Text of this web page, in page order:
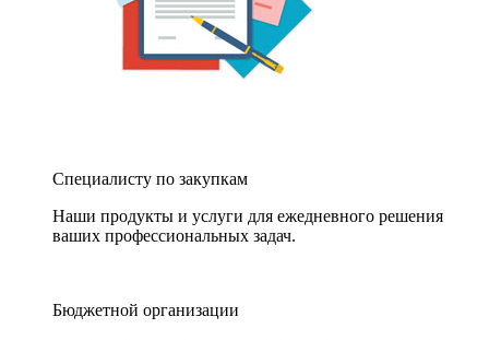
Специалисту по закупкам
Наши продукты и услуги для ежедневного решения
ваших профессиональных задач.
Бюджетной организации